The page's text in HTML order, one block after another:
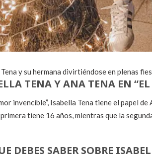
y su hermana divirtiéndose en plenas
TENA Y ANA TENA EN
invencible”, Isabella Tena tiene el papel
tiene 16 años, mientras que la
DEBES SABER SOBRE